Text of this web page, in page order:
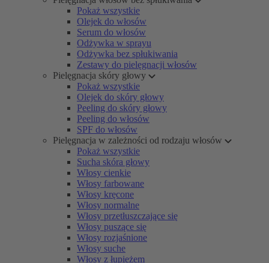
Pokaż wszystkie
Olejek do włosów
Serum do włosów
Odżywka w sprayu
Odżywka bez spłukiwania
Zestawy do pielęgnacji włosów
Pielęgnacja skóry głowy
Pokaż wszystkie
Olejek do skóry głowy
Peeling do skóry głowy
Peeling do włosów
SPF do włosów
Pielęgnacja w zależności od rodzaju włosów
Pokaż wszystkie
Sucha skóra głowy
Włosy cienkie
Włosy farbowane
Włosy kręcone
Włosy normalne
Włosy przetłuszczające się
Włosy puszące się
Włosy rozjaśnione
Włosy suche
Włosy z łupieżem